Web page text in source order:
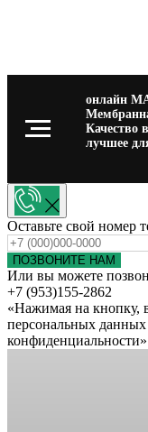
онлайн
Качество
лучшее
Оставьте свой номер
ПОЗВОНИТЕ НАМ
Или вы можете
+7 (953)155-2862
«Нажимая на кнопку,
персональных данных
конфиденциальности»